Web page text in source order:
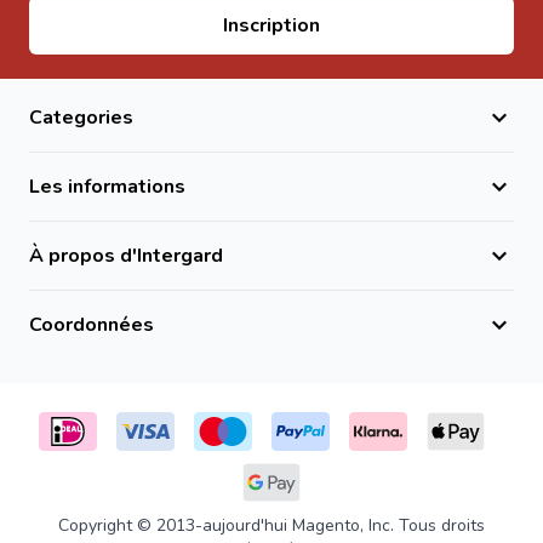
Placez le tuteur à proximité de la plante nécessitant un
soutien.
Enfoncez la base du bambou dans le sol afin d'obtenir une
Fixez la plante avec un lien souple adapté sans abîmer la
Ajoutez des attaches supplémentaires lorsque la plante
Questions fréquentes
Ils conviennent aux plantes grimpantes, légumes hauts,
fleurs et plantations nécessitant un support vertical
Le diamètre de 20-22 mm est-il adapté au jardin ?
Inscription
Categories
Les informations
À propos d'Intergard
Coordonnées
Copyright © 2013-aujourd'hui Magento, Inc. Tous droits